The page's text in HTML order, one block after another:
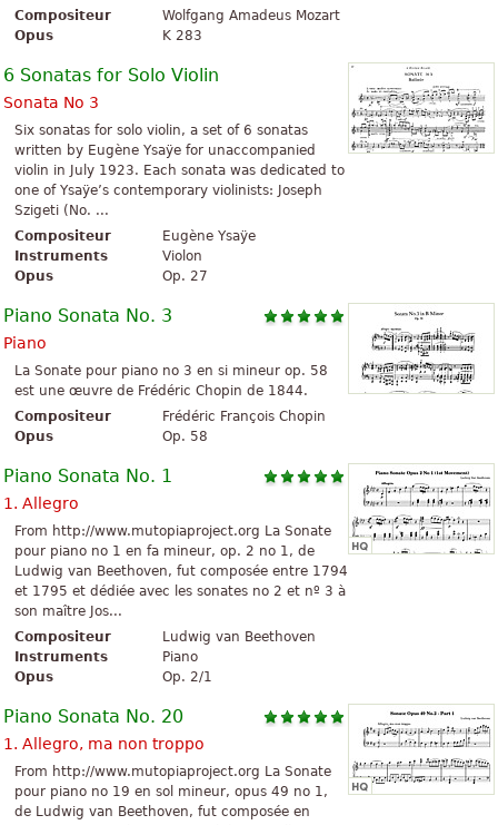
Compositeur
Wolfgang Amadeus Mozart
Opus
K 283
6 Sonatas for Solo Violin
Sonata No 3
Six sonatas for solo violin, a set of 6 sonatas
written by Eugène Ysaÿe for unaccompanied
violin in July 1923. Each sonata was dedicated to
one of Ysaÿe’s contemporary violinists: Joseph
Szigeti (No. ...
Compositeur
Eugène Ysaÿe
Instruments
Violon
Opus
Op. 27
Piano Sonata No. 3
Piano
La Sonate pour piano no 3 en si mineur op. 58
est une œuvre de Frédéric Chopin de 1844.
Compositeur
Frédéric François Chopin
Opus
Op. 58
Piano Sonata No. 1
1. Allegro
From http://www.mutopiaproject.org La Sonate
pour piano no 1 en fa mineur, op. 2 no 1, de
Ludwig van Beethoven, fut composée entre 1794
et 1795 et dédiée avec les sonates no 2 et nº 3 à
son maître Jos...
Compositeur
Ludwig van Beethoven
Instruments
Piano
Opus
Op. 2/1
Piano Sonata No. 20
1. Allegro, ma non troppo
From http://www.mutopiaproject.org La Sonate
pour piano no 19 en sol mineur, opus 49 no 1,
de Ludwig van Beethoven, fut composée en